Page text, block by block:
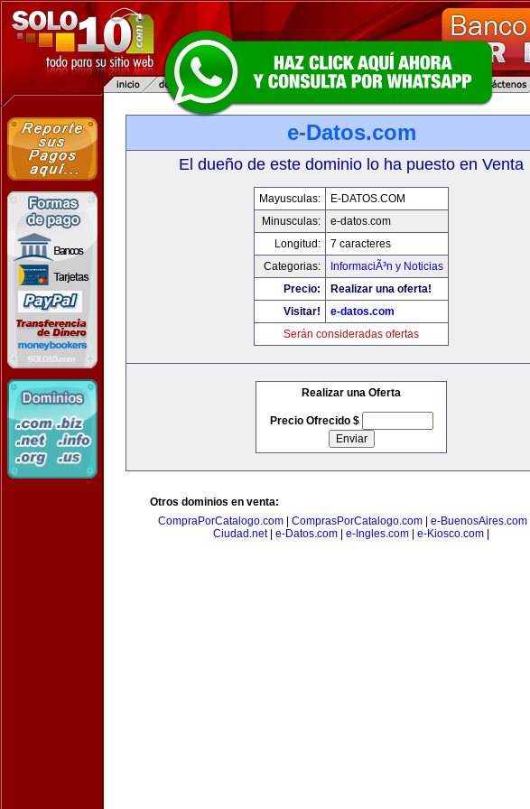
e-Datos.com
El dueño de este dominio lo ha puesto en Venta
Mayusculas:
E-DATOS.COM
Minusculas:
e-datos.com
Longitud:
7 caracteres
Categorias:
InformaciÃ³n y Noticias
Precio:
Realizar una oferta!
Visitar!
e-datos.com
Serán consideradas ofertas
Realizar una Oferta
Precio Ofrecido $
Otros dominios en venta:
CompraPorCatalogo.com| ComprasPorCatalogo.com| e-BuenosAires.com|
Ciudad.net| e-Datos.com e-Ingles.com e-Kiosco.com